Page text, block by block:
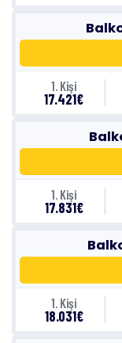
1. Kişi
17.421€
1. Kişi
17.831€
1. Kişi
18.031€